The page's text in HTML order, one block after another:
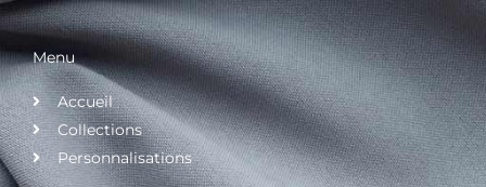
Menu
Accueil
Collections
Personnalisations